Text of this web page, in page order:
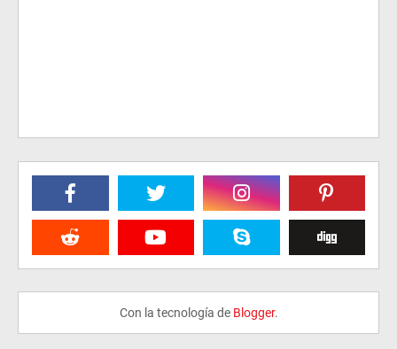
Con la tecnología de Blogger.